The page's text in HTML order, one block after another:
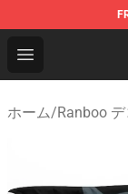
Open menu
Ranboo
ホーム/Ranboo